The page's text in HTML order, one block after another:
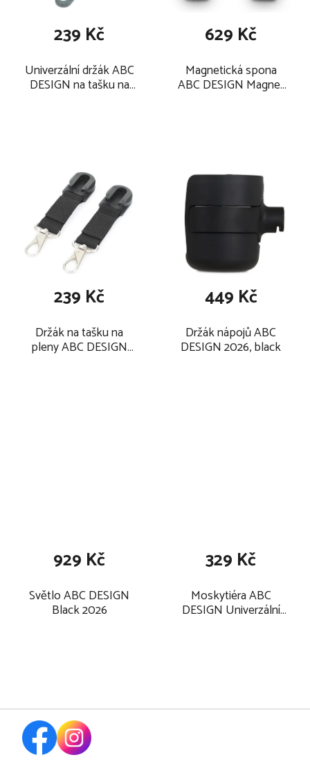
Univerzální držák ABC
DESIGN na tašku na
239 Kč
Magnetická spona
ABC DESIGN Magnet
629 Kč
Držák na tašku na
pleny ABC DESIGN
239 Kč
Držák nápojů ABC
DESIGN 2026, black
449 Kč
Světlo ABC DESIGN
Black 2026
929 Kč
Moskytiéra ABC
DESIGN Univerzální
329 Kč